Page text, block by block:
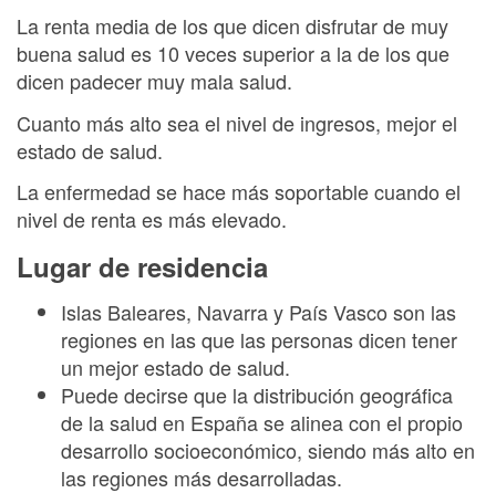
La renta media de los que dicen disfrutar de muy
buena salud es 10 veces superior a la de los que
dicen padecer muy mala salud.
Cuanto más alto sea el nivel de ingresos, mejor el
estado de salud.
La enfermedad se hace más soportable cuando el
nivel de renta es más elevado.
Lugar de residencia
Islas Baleares, Navarra y País Vasco son las
regiones en las que las personas dicen tener
un mejor estado de salud.
Puede decirse que la distribución geográfica
de la salud en España se alinea con el propio
desarrollo socioeconómico, siendo más alto en
las regiones más desarrolladas.